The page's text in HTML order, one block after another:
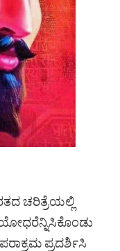
ಚರಿತ್ರೆಯಲ್ಲಿ
ಯೋಧರೆನ್ನಿಸಿಕೊಂಡು
ಪ್ರದರ್ಶಿಸಿ